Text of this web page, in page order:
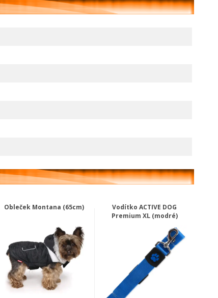
Obleček Montana (65cm)
Vodítko ACTIVE DOG
Premium XL (modré)